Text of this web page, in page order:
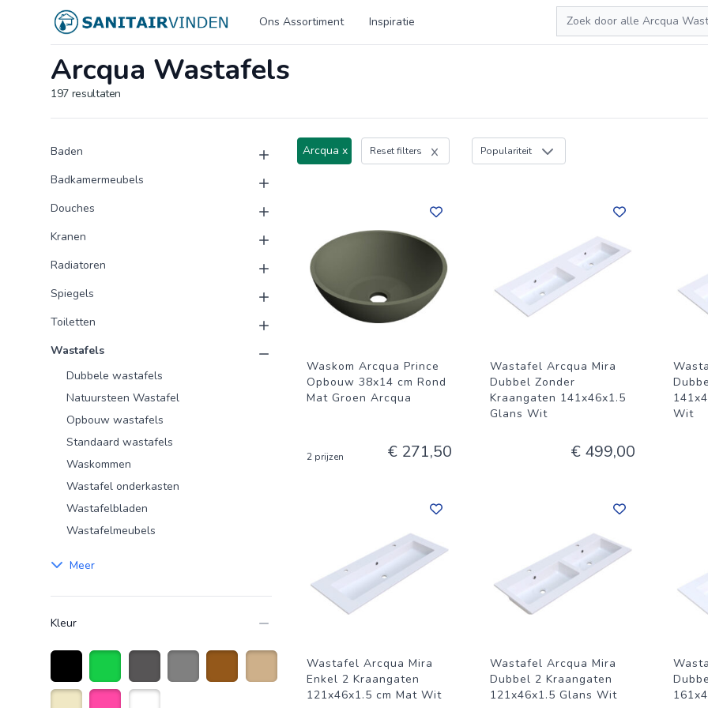
Logo sanitairvinden.nl Ons Assortiment Inspiratie
Zoeken
Arcqua Wastafels
197 resultaten
Producten
Product categorieën
Baden
Badkamermeubels
Douches
Kranen
Radiatoren
Spiegels
Toiletten
Wastafels
Dubbele wastafels
Natuursteen Wastafel
Opbouw wastafels
Standaard wastafels
Waskommen
Wastafel onderkasten
Wastafelbladen
Wastafelmeubels
Meer
Kleur
Zwart Groen Antraciet grijs
Arcqua x Reset filters Populariteit
Waskom Arcqua Prince
Opbouw 38x14 cm Rond
Mat Groen Arcqua
2 prijzen € 271,50
Wastafel Arcqua Mira
Dubbel Zonder
Kraangaten 141x46x1.5
Glans Wit
€ 499,00
Wit
Wastafel Arcqua Mira
Enkel 2 Kraangaten
121x46x1.5 cm Mat Wit
Wastafel Arcqua Mira
Dubbel 2 Kraangaten
121x46x1.5 Glans Wit